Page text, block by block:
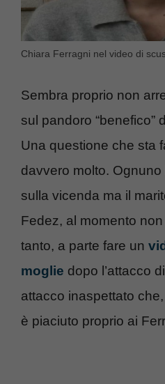
Chiara Ferragni nel video di
Sembra proprio non
sul pandoro “benefico”
Una questione che sta
davvero molto.
sulla vicenda ma il
Fedez, al momento
tanto, a parte fare un
moglie dopo l’attacco
attacco inaspettato
è piaciuto proprio ai